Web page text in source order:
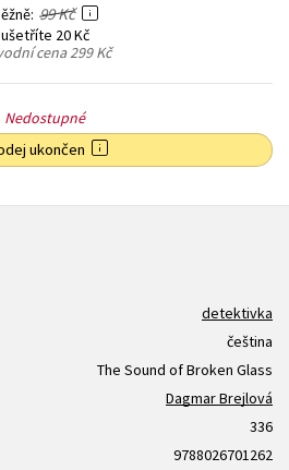
99 Kč
ušetříte 20 Kč
cena299 Kč
Nedostupné
ukončen
detektivka
čeština
The Sound of Broken Glass
Dagmar Brejlová
336
9788026701262